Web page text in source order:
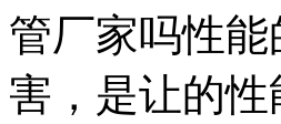
管厂家吗性
害，是让的